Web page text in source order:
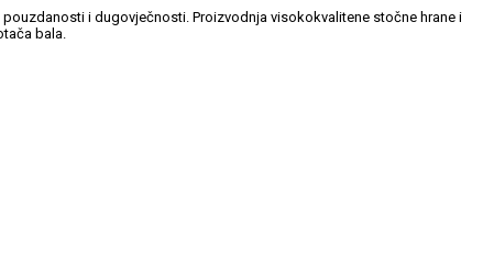
i dugovječnosti. Proizvodnja visokokvalitene stočne hrane i
bala.